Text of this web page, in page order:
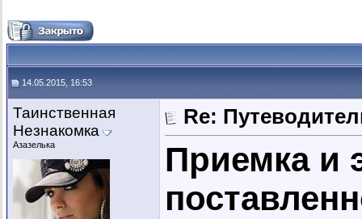
14.05.2015, 16:53
Таинственная
Незнакомка
Азазелька
Re:
Приемка и